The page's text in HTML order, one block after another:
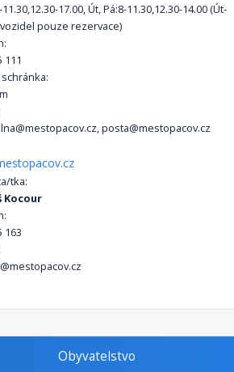
17.00, Út, Pá:8-11.30,12.30-14.00 (Út-
pouze rezervace)
111
posta@mestopacov.cz
tka:
Kocour
163
Obyvatelstvo